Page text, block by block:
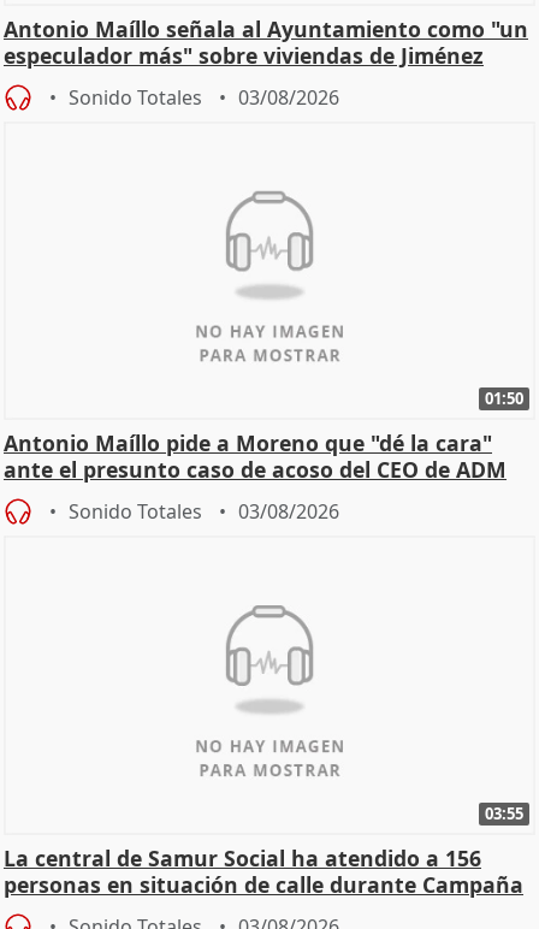
Antonio Maíllo señala al Ayuntamiento como "un
especulador más" sobre viviendas de Jiménez
Becerril
Sonido Totales 03/08/2026
01:50
Antonio Maíllo pide a Moreno que "dé la cara"
ante el presunto caso de acoso del CEO de ADM
Sonido Totales 03/08/2026
03:55
La central de Samur Social ha atendido a 156
personas en situación de calle durante Campaña
de Calor